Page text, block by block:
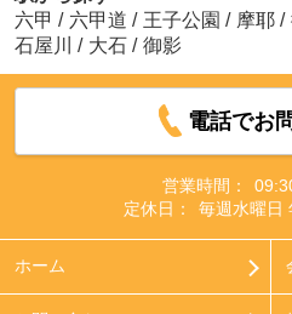
六甲 / 六甲道 / 王子公園 / 摩耶 /
石屋川
/ 大石 / 御影
電話でお
営業時間：
定休日：
毎週水曜日
ホーム